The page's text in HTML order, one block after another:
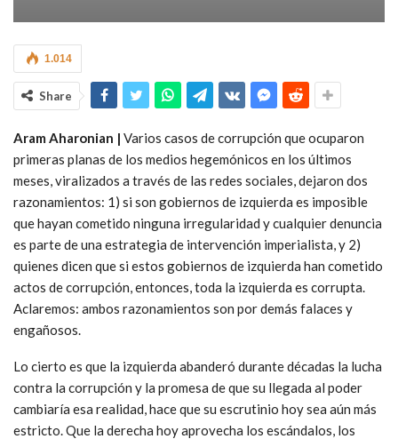
1.014
Share
Aram Aharonian | Varios casos de corrupción que ocuparon
primeras planas de los medios hegemónicos en los últimos
meses, viralizados a través de las redes sociales, dejaron dos
razonamientos: 1) si son gobiernos de izquierda es imposible
que hayan cometido ninguna irregularidad y cualquier denuncia
es parte de una estrategia de intervención imperialista, y 2)
quienes dicen que si estos gobiernos de izquierda han cometido
actos de corrupción, entonces, toda la izquierda es corrupta.
Aclaremos: ambos razonamientos son por demás falaces y
engañosos.
Lo cierto es que la izquierda abanderó durante décadas la lucha
contra la corrupción y la promesa de que su llegada al poder
cambiaría esa realidad, hace que su escrutinio hoy sea aún más
estricto. Que la derecha hoy aprovecha los escándalos, los